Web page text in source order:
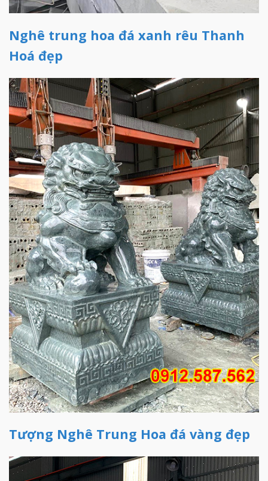
Nghê trung hoa đá xanh rêu Thanh
Hoá đẹp
Tượng Nghê Trung Hoa đá vàng đẹp